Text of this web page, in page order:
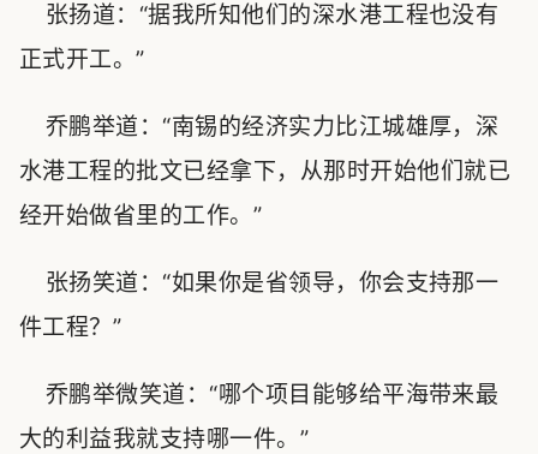
张扬道：“据我所知他们的深水港工程也没有
正式开工。”
乔鹏举道：“南锡的经济实力比江城雄厚，深
水港工程的批文已经拿下，从那时开始他们就已
经开始做省里的工作。”
张扬笑道：“如果你是省领导，你会支持那一
件工程？”
乔鹏举微笑道：“哪个项目能够给平海带来最
大的利益我就支持哪一件。”